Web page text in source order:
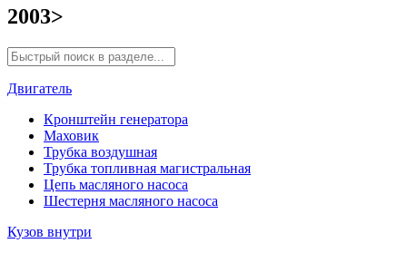
2003>
Двигатель
Кронштейн генератора
Маховик
Трубка воздушная
Трубка топливная магистральная
Цепь масляного насоса
Шестерня масляного насоса
Кузов внутри